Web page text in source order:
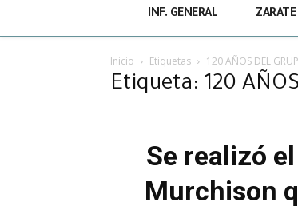
INF. GENERAL ZARATE
Inicio Etiquetas 120 AÑOS DEL
Etiqueta: 120
Se realizó
Murchison